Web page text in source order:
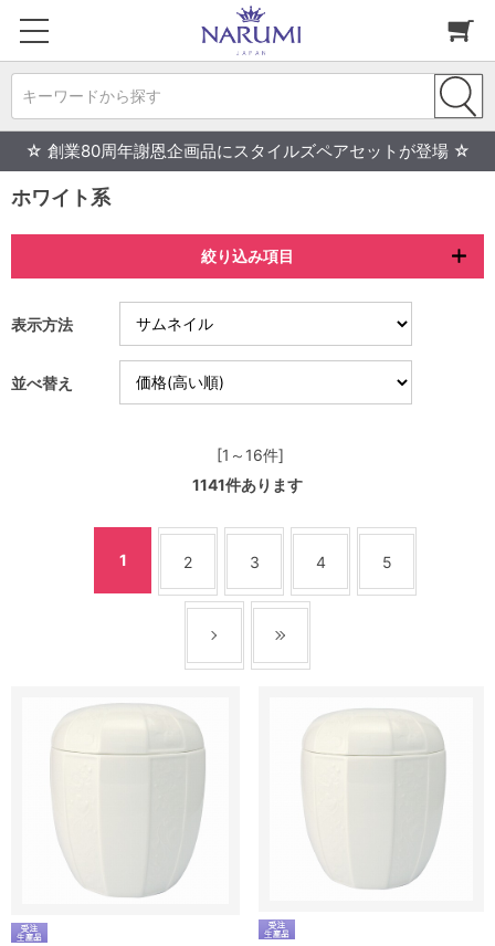
キーワードから探す
☆ 創業80周年謝恩企画品にスタイルズペアセットが登場 ☆
ホワイト系
絞り込み項目
表示方法
並べ替え
[1～16件]
1141件あります
1 2 3 4 5